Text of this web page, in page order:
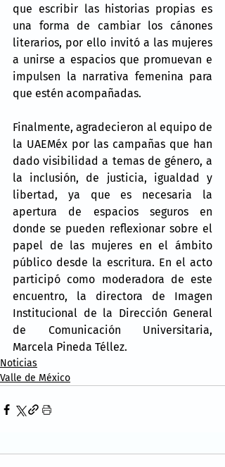
que escribir las historias propias es
una forma de cambiar los cánones
literarios, por ello invitó a las mujeres
a unirse a espacios que promuevan e
impulsen la narrativa femenina para
que estén acompañadas.
Finalmente, agradecieron al equipo de
la UAEMéx por las campañas que han
dado visibilidad a temas de género, a
la inclusión, de justicia, igualdad y
libertad, ya que es necesaria la
apertura de espacios seguros en
donde se pueden reflexionar sobre el
papel de las mujeres en el ámbito
público desde la escritura. En el acto
participó como moderadora de este
encuentro, la directora de Imagen
Institucional de la Dirección General
de Comunicación Universitaria,
Marcela Pineda Téllez.
Noticias
Valle de México